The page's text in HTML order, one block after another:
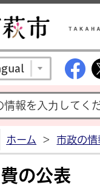
ホーム > 市政の情
の公表